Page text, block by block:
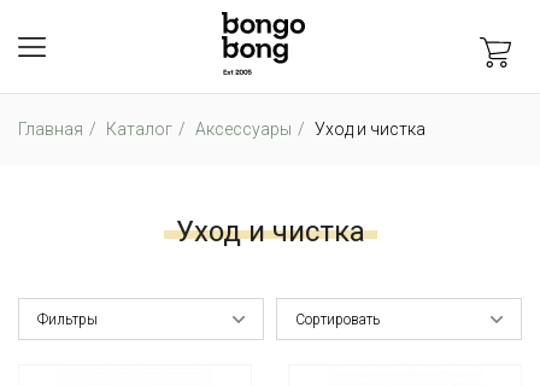
Главная Каталог Аксессуары Уход и чистка
Уход и чистка
Фильтры Сортировать